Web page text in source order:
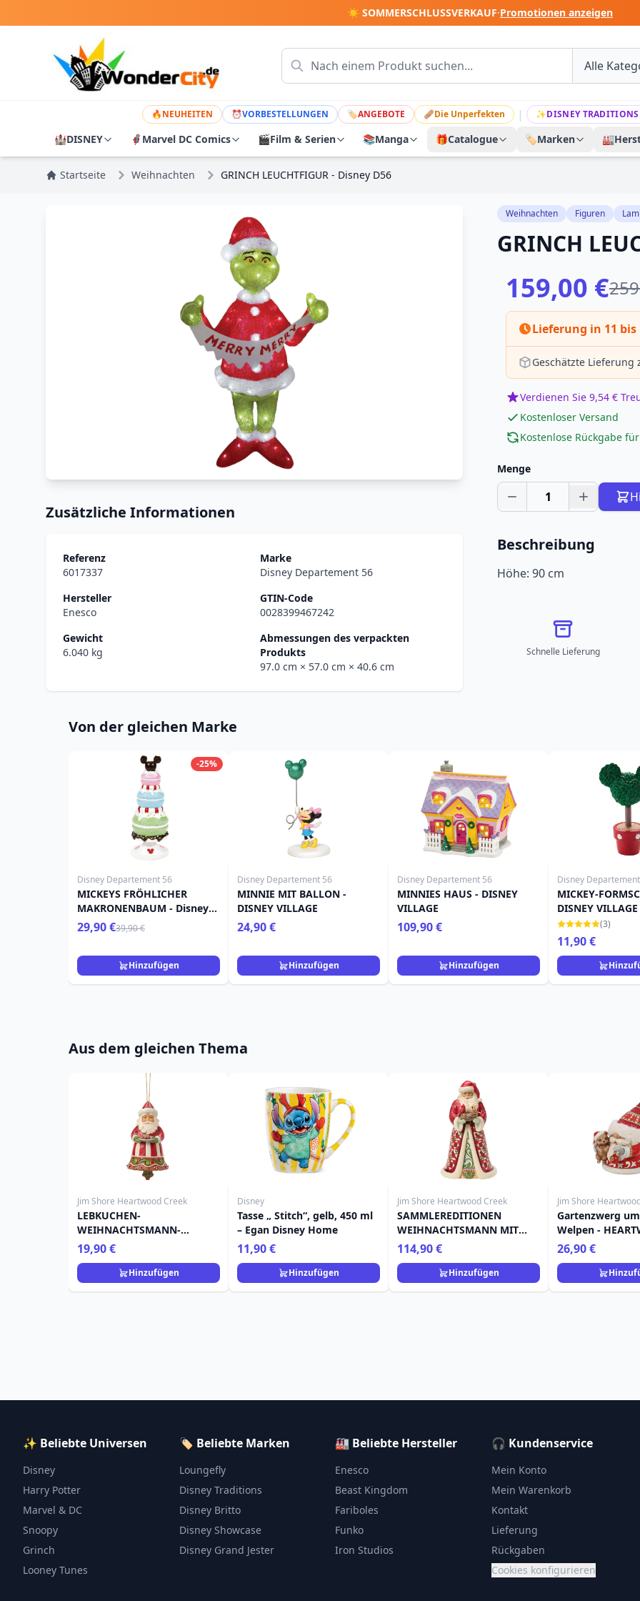
☀️ SOMMERSCHLUSSVERKAUF·Promotionen anzeigen
🔥NEUHEITEN ⏰VORBESTELLUNGEN 🏷ANGEBOTE 🩹Die Unperfekten | ✨DISNEY TRADITIONS
🏰DISNEY 🦸 Marvel DC Comics 🎬Film & Serien 📚Manga 🎁Catalogue 🏷️Marken 🏭
Startseite Weihnachten GRINCH LEUCHTFIGUR - Disney D56
Zusätzliche Informationen
Referenz
6017337
Marke
Disney Departement 56
Hersteller
Enesco
GTIN-Code
0028399467242
Gewicht
6.040 kg
Abmessungen des verpackten
Produkts
97.0 cm × 57.0 cm × 40.6 cm
Weihnachten Figuren
GRINCH
159,00 €
Lieferung in 11 bis
Geschätzte Lieferung
Verdienen Sie 9,54 €
Kostenloser Versand
Kostenlose Rückgabe
Menge
1
Beschreibung
Höhe: 90 cm
Schnelle Lieferung
Von der gleichen Marke
-25%
Disney Departement 56
MICKEYS FRÖHLICHER
MAKRONENBAUM - Disney
D56
29,90 €39,90 €
Hinzufügen
Disney Departement 56
MINNIE MIT BALLON -
DISNEY VILLAGE
24,90 €
Hinzufügen
Disney Departement 56
MINNIES HAUS - DISNEY
VILLAGE
109,90 €
Hinzufügen
Disney
MICKEY-
DISNEY VILLAGE
(3)
11,90 €
Aus dem gleichen Thema
Jim Shore Heartwood Creek
LEBKUCHEN-
WEIHNACHTSMANN-
DEKORATION - HEARTWOOD
CREEK
19,90 €
Hinzufügen
Disney
Tasse „ Stitch“, gelb, 450 ml
– Egan Disney Home
11,90 €
Hinzufügen
Jim Shore Heartwood Creek
SAMMLEREDITIONEN
WEIHNACHTSMANN MIT
KARDINALEN IM NEST -
HEARTWOOD CREEK
114,90 €
Hinzufügen
Jim Shore
Gartenzwerg
Welpen -
CREEK
26,90 €
✨ Beliebte Universen
Disney
Harry Potter
Marvel & DC
Snoopy
Grinch
Looney Tunes
🏷️ Beliebte Marken
Loungefly
Disney Traditions
Disney Britto
Disney Showcase
Disney Grand Jester
🏭 Beliebte Hersteller
Enesco
Beast Kingdom
Fariboles
Funko
Iron Studios
🎧 Kundenservice
Mein Konto
Mein Warenkorb
Kontakt
Lieferung
Rückgaben
Cookies konfigurieren